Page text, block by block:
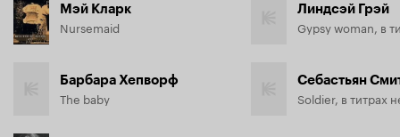
Мэй Кларк
Nursemaid
Барбара Хепворф
The baby
Линдсэй Грэй
Себастьян
Soldier, в титрах